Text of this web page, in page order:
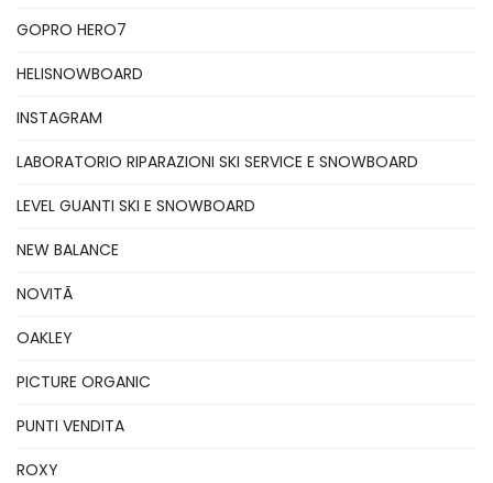
GOPRO HERO7
HELISNOWBOARD
INSTAGRAM
LABORATORIO RIPARAZIONI SKI SERVICE E SNOWBOARD
LEVEL GUANTI SKI E SNOWBOARD
NEW BALANCE
NOVITÃ
OAKLEY
PICTURE ORGANIC
PUNTI VENDITA
ROXY